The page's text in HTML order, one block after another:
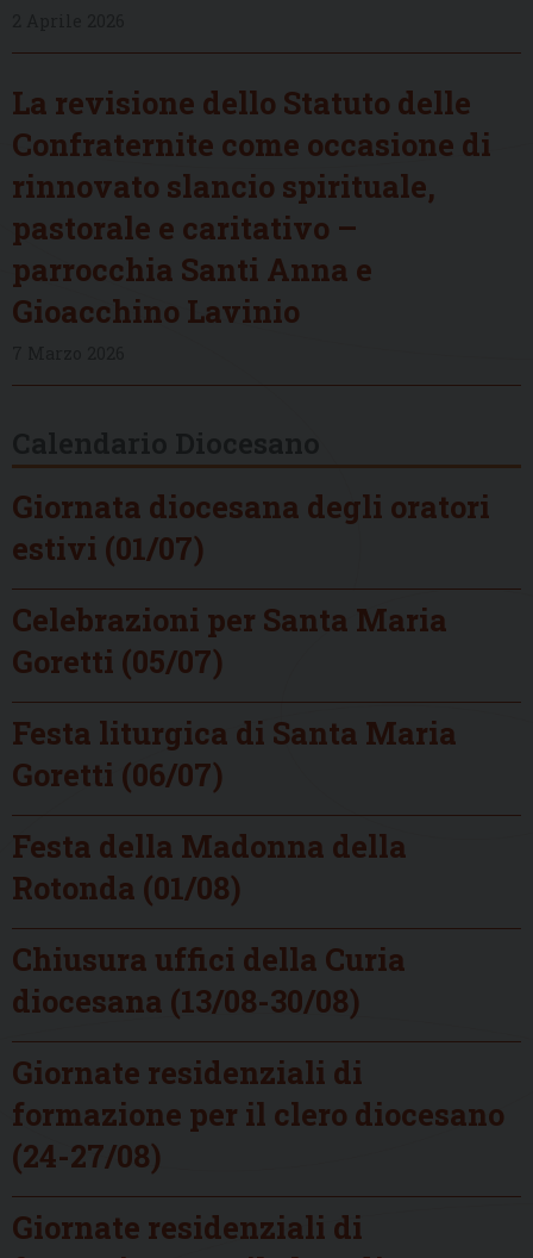
La revisione dello Statuto delle
Confraternite come occasione di
rinnovato slancio spirituale,
pastorale e caritativo –
parrocchia Santi Anna e
Gioacchino Lavinio
Giornata diocesana degli oratori
estivi (01/07)
Celebrazioni per Santa Maria
Goretti (05/07)
Festa liturgica di Santa Maria
Goretti (06/07)
Festa della Madonna della
Rotonda (01/08)
Chiusura uffici della Curia
diocesana (13/08-30/08)
Giornate residenziali di
formazione per il clero diocesano
(24-27/08)
Giornate residenziali di